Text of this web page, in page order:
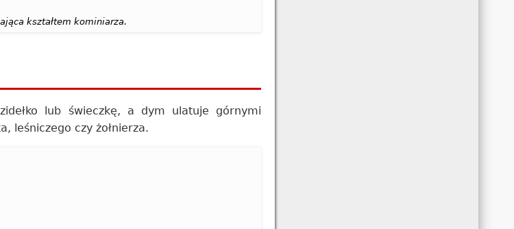
kształtem kominiarza.
lub świeczkę, a dym ulatuje górnymi
leśniczego czy żołnierza.